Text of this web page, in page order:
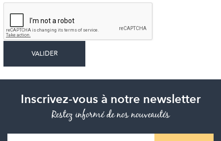
Inscrivez-vous à notre newsletter
Restez informé de nos nouveautés